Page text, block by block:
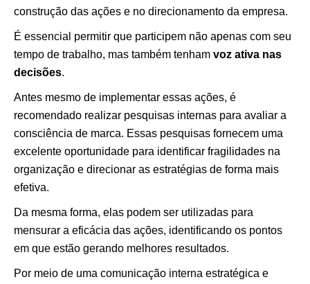
construção das ações e no direcionamento da empresa.
É essencial permitir que participem não apenas com seu
tempo de trabalho, mas também tenham voz ativa nas
decisões.
Antes mesmo de implementar essas ações, é
recomendado realizar pesquisas internas para avaliar a
consciência de marca. Essas pesquisas fornecem uma
excelente oportunidade para identificar fragilidades na
organização e direcionar as estratégias de forma mais
efetiva.
Da mesma forma, elas podem ser utilizadas para
mensurar a eficácia das ações, identificando os pontos
em que estão gerando melhores resultados.
Por meio de uma comunicação interna estratégica e